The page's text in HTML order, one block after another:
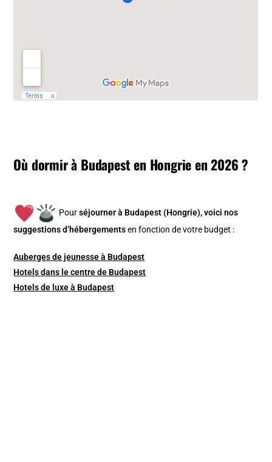
Où dormir à Budapest en Hongrie en 2026 ?
Pourséjourner à Budapest (Hongrie), voici nos
suggestions d’hébergements en fonction de votre budget :
Auberges de jeunesse à Budapest
Hotels dans le centre de Budapest
Hotels de luxe à Budapest